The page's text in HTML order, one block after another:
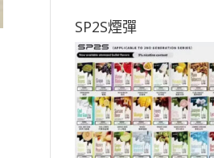
SP2S煙彈